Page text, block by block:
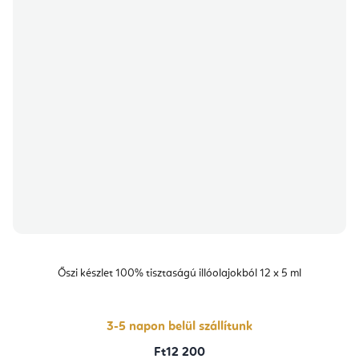
Őszi készlet 100% tisztaságú illóolajokból 12 x 5 ml
3-5 napon belül szállítunk
Ft12 200